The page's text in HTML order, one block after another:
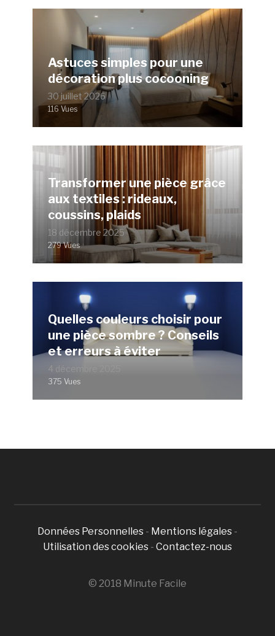
Astuces simples pour une
décoration plus cocooning
30 juillet 2026
116 Vues
Transformer une pièce grâce
aux textiles : rideaux,
coussins, plaids
18 décembre 2025
279 Vues
Quelles couleurs choisir pour
une pièce sombre ? Conseils
et erreurs à éviter
4 décembre 2025
375 Vues
Données Personnelles - Mentions légales -
Utilisation des cookies - Contactez-nous
© 2018 Minute Facile